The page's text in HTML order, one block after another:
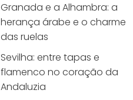
Granada e a Alhambra: a
herança árabe e o charme
das ruelas
Sevilha: entre tapas e
flamenco no coração da
Andaluzia